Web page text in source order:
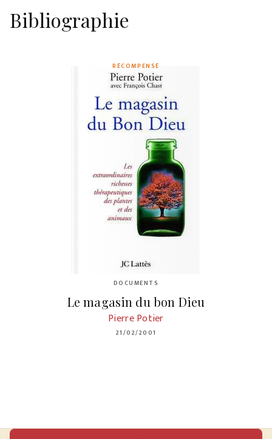
Bibliographie
RÉCOMPENSÉ
DOCUMENTS
Le magasin du bon Dieu
Pierre Potier
21/02/2001